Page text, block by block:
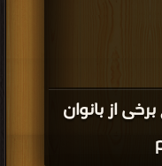
از بانوان